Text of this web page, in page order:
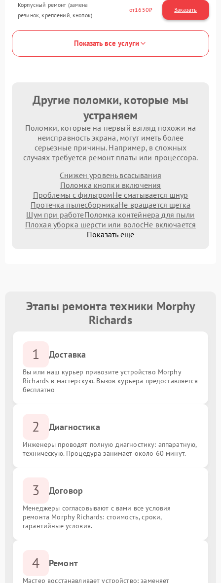
Корпусный ремонт (замена
резинок, креплений, кнопок)
1650
Показать все услуги
Другие поломки, которые мы
устраняем
Поломки, которые на первый взгляд похожи на
неисправность экрана, могут иметь более
серьезные причины. Например, в сложных
случаях требуется ремонт платы или процессора.
Снижен уровень всасывания
Поломка кнопки включения
Проблемы с фильтромНе сматывается шнур
Протечка пылесборникаНе вращается щетка
Шум при работеПоломка контейнера для пыли
Плохая уборка шерсти или волосНе включается
Показать еще
Этапы ремонта техники Morphy
Richards
1 Доставка
Вы или наш курьер привозите устройство Morphy
Richards в мастерскую. Вызов курьера предоставляется
бесплатно
2 Диагностика
Инженеры проводят полную диагностику: аппаратную,
техническую. Процедура занимает около 60 минут.
3 Договор
Менеджеры согласовывают с вами все условия
ремонта Morphy Richards: стоимость, сроки,
гарантийные условия.
4 Ремонт
Мастер восстанавливает устройство: заменяет